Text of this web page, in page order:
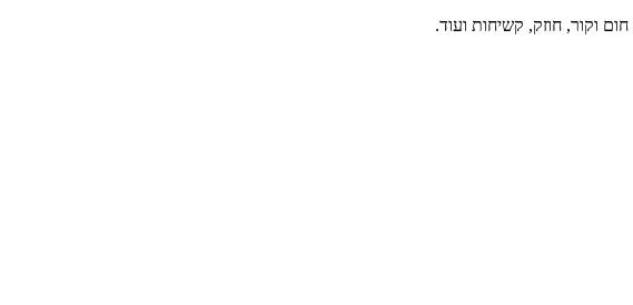
וקור, חוזק, קשיחות ועוד.